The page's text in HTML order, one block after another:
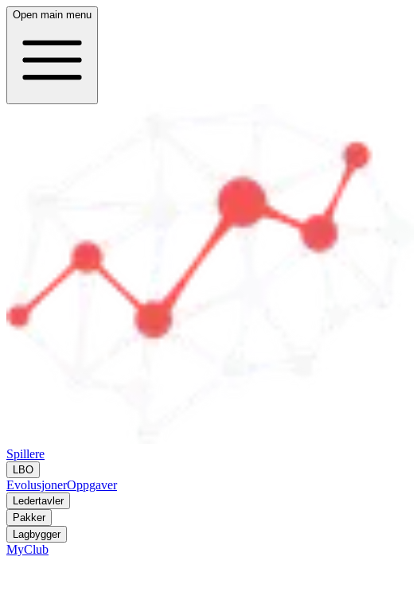
Open main menu
Spillere
LBO
EvolusjonerOppgaver
Ledertavler
Pakker
Lagbygger
MyClub